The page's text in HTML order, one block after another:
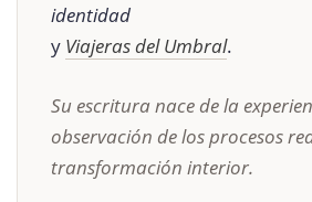
identidad
y Viajeras del Umbral.
Su escritura nace de la
observación de los procesos
transformación interior.